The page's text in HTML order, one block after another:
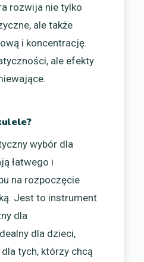
rozwija nie tylko
ale także
i koncentrację.
ale efekty
wybór dla
łatwego i
na rozpoczęcie
Jest to instrument
dla
dla dzieci,
tych, którzy chcą